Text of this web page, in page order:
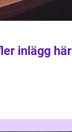
inlägg här